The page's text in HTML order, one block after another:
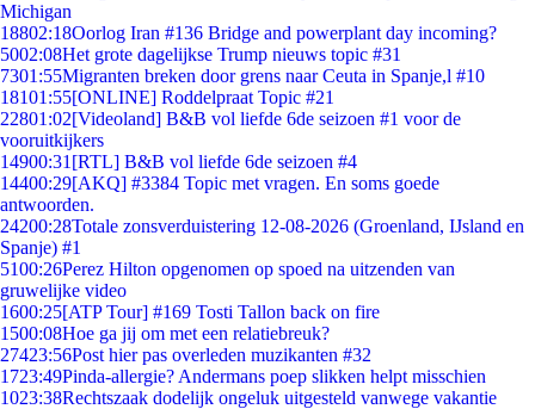
Michigan
18802:18Oorlog Iran #136 Bridge and powerplant day incoming?
5002:08Het grote dagelijkse Trump nieuws topic #31
7301:55Migranten breken door grens naar Ceuta in Spanje,l #10
18101:55[ONLINE] Roddelpraat Topic #21
22801:02[Videoland] B&B vol liefde 6de seizoen #1 voor de
vooruitkijkers
14900:31 [RTL] B&B vol liefde 6de seizoen #4
14400:29[AKQ] #3384 Topic met vragen. En soms goede
antwoorden.
24200:28Totale zonsverduistering 12-08-2026 (Groenland, IJsland en
Spanje) #1
5100:26Perez Hilton opgenomen op spoed na uitzenden van
gruwelijke video
1600:25[ATP Tour] #169 Tosti Tallon back on fire
1500:08Hoe ga jij om met een relatiebreuk?
27423:56Post hier pas overleden muzikanten #32
1723:49Pinda-allergie? Andermans poep slikken helpt misschien
1023:38Rechtszaak dodelijk ongeluk uitgesteld vanwege vakantie